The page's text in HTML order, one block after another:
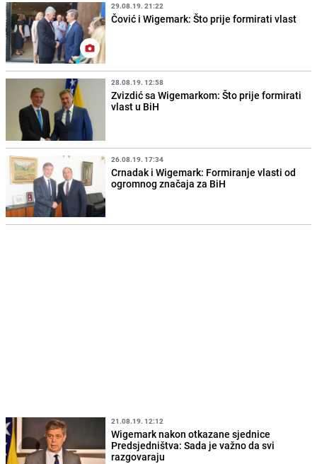
29.08.19. 21:22
Čović i Wigemark: Što prije formirati vlast
28.08.19. 12:58
Zvizdić sa Wigemarkom: Što prije formirati
vlast u BiH
26.08.19. 17:34
Crnadak i Wigemark: Formiranje vlasti od
ogromnog značaja za BiH
21.08.19. 12:12
Wigemark nakon otkazane sjednice
Predsjedništva: Sada je važno da svi
razgovaraju